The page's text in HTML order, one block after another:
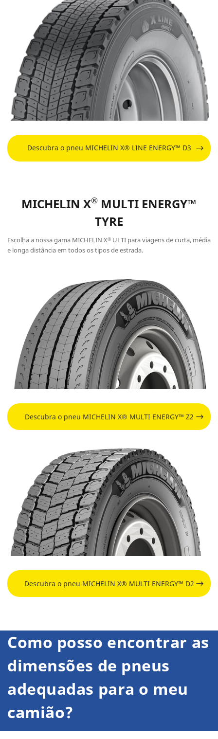
Descubra o pneu MICHELIN X® LINE ENERGY™ D3
MICHELIN X® MULTI ENERGY™
TYRE
Escolha a nossa gama MICHELIN X® ULTI para viagens de curta, média
e longa distância em todos os tipos de estrada.
Descubra o pneu MICHELIN X® MULTI ENERGY™ Z2
Descubra o pneu MICHELIN X® MULTI ENERGY™ D2
Como posso encontrar as
dimensões de pneus
adequadas para o meu
camião?